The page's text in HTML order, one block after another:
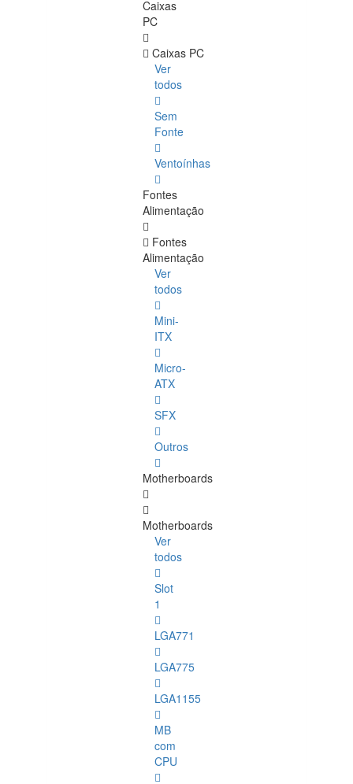
Caixas
PC
Caixas PC
Ver
todos
Sem
Fonte
Ventoínhas
Fontes
Alimentação
Fontes
Alimentação
Ver
todos
Mini-
ITX
Micro-
ATX
SFX
Outros
Motherboards
Motherboards
Ver
todos
Slot
1
LGA771
LGA775
LGA1155
MB
com
CPU